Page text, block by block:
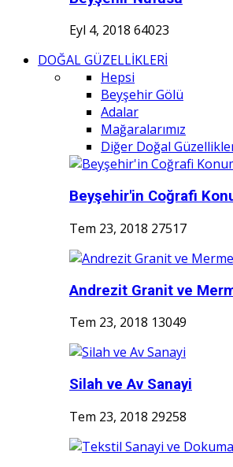
Eyl 4, 2018 64023
DOĞAL GÜZELLİKLERİ
Hepsi
Beyşehir Gölü
Adalar
Mağaralarımız
Diğer Doğal
Beyşehir'in Coğrafi
Tem 23, 2018 27517
Andrezit Granit ve
Tem 23, 2018 13049
Silah ve Av Sanayi
Tem 23, 2018 29258